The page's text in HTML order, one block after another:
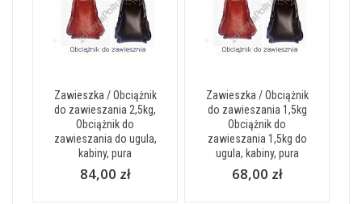
Zawieszka / Obciążnik
do zawieszania 2,5kg,
Obciążnik do
zawieszania do ugula,
kabiny, pura
84,00 zł
Zawieszka / Obciążnik
do zawieszania 1,5kg
Obciążnik do
zawieszania 1,5kg do
ugula, kabiny, pura
68,00 zł